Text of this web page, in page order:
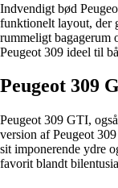
Indvendigt bød
funktionelt layout, der
rummeligt bagagerum
Peugeot 309 ideel til
Peugeot 309
Peugeot 309 GTI,
version af Peugeot
sit imponerende ydre
favorit blandt